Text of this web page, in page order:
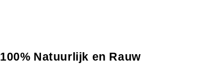
100% Natuurlijk en Rauw